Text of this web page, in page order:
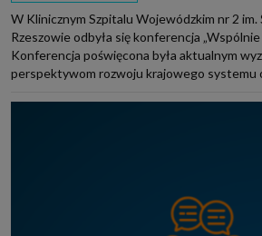
W Klinicznym Szpitalu Wojewódzkim nr 2
Rzeszowie odbyła się konferencja „Wspólnie
Konferencja poświęcona była aktualnym
perspektywom rozwoju krajowego systemu